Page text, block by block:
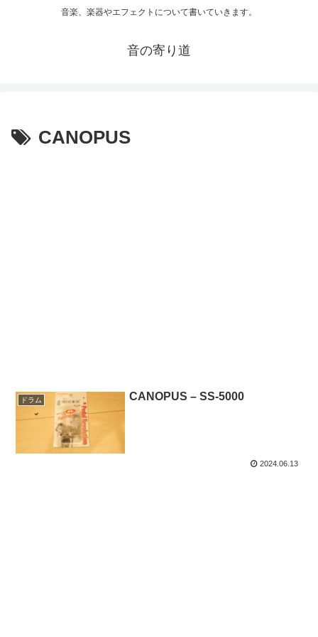
音楽、楽器やエフェクトについて書いていきます。
音の寄り道
CANOPUS
ドラム CANOPUS – SS-5000
2024.06.13